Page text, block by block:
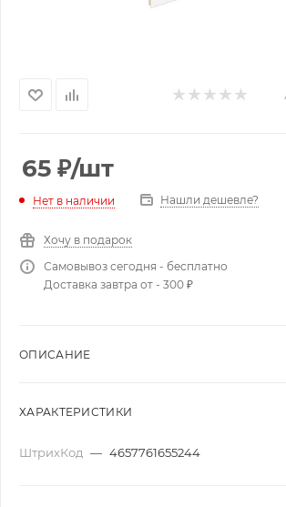
65 ₽/шт
Нет в наличии Нашли дешевле?
Хочу в подарок
Самовывоз сегодня - бесплатно
Доставка завтра от - 300 ₽
ОПИСАНИЕ
ХАРАКТЕРИСТИКИ
ШтрихКод — 4657761655244